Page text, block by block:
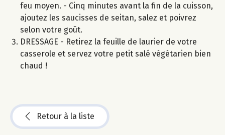
feu moyen. - Cinq minutes avant la fin de la cuisson,
ajoutez les saucisses de seitan, salez et poivrez
selon votre goût.
DRESSAGE - Retirez la feuille de laurier de votre
casserole et servez votre petit salé végétarien bien
chaud !
Retour à la liste